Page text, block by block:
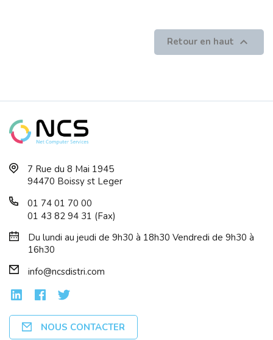
Retour en haut 
7 Rue du 8 Mai 1945
94470 Boissy st Leger
01 74 01 70 00
01 43 82 94 31 (Fax)
Du lundi au jeudi de 9h30 à 18h30 Vendredi de 9h30 à
16h30
info@ncsdistri.com
NOUS CONTACTER